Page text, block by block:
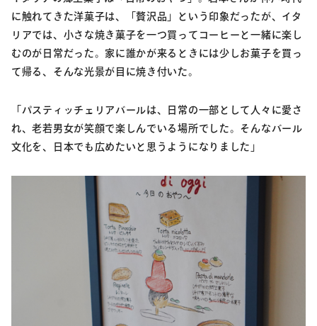
に触れてきた洋菓子は、「贅沢品」という印象だったが、イタ
リアでは、小さな焼き菓子を一つ買ってコーヒーと一緒に楽し
むのが日常だった。家に誰かが来るときには少しお菓子を買っ
て帰る、そんな光景が目に焼き付いた。
「パスティッチェリアバールは、日常の一部として人々に愛さ
れ、老若男女が笑顔で楽しんでいる場所でした。そんなバール
文化を、日本でも広めたいと思うようになりました」